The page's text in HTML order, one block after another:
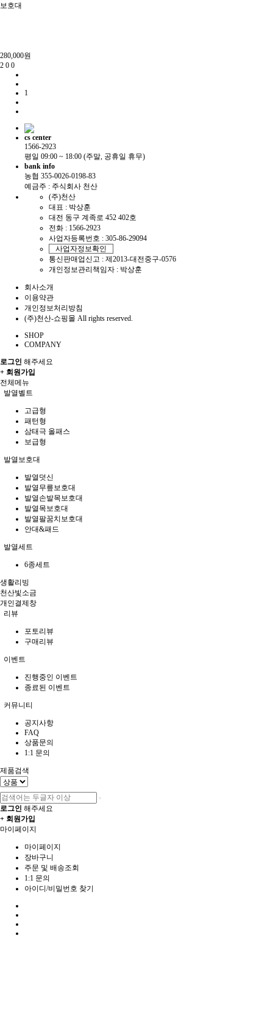
보호대
280,000원
2 0 0
1
cs center
1566-2923
평일 09:00 ~ 18:00 (주말, 공휴일 휴무)
bank info
농협 355-0026-0198-83
예금주 : 주식회사 천산
(주)천산
대표 : 박상훈
대전 동구 계족로 452 402호
전화 : 1566-2923
사업자등록번호 : 305-86-29094
사업자정보확인
통신판매업신고 : 제2013-대전중구-0576
개인정보관리책임자 : 박상훈
회사소개
이용약관
개인정보처리방침
(주)천산-쇼핑몰 All rights reserved.
SHOP
COMPANY
로그인 해주세요
+ 회원가입
전체메뉴
발열벨트
고급형
패턴형
삼태극 올패스
보급형
발열보호대
발열덧신
발열무릎보호대
발열손발목보호대
발열목보호대
발열팔꿈치보호대
안대&패드
발열세트
6종세트
생활리빙
천산빛소금
개인결제창
리뷰
포토리뷰
구매리뷰
이벤트
진행중인 이벤트
종료된 이벤트
커뮤니티
공지사항
FAQ
상품문의
1:1 문의
제품검색
로그인 해주세요
+ 회원가입
마이페이지
마이페이지
장바구니
주문 및 배송조회
1:1 문의
아이디/비밀번호 찾기